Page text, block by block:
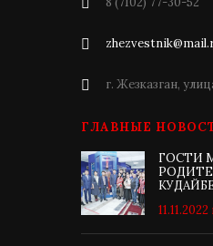
г. Жезказган,
ГЛАВНЫЕ
ГОСТИ
11.11.2022